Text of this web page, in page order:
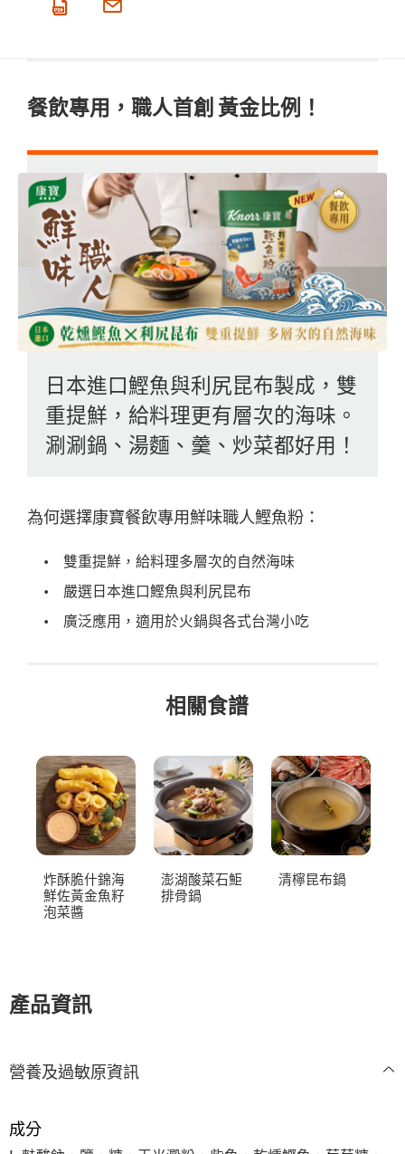
餐飲專用，職人首創 黃金比例！
日本進口鰹魚與利尻昆布製成，雙
重提鮮，給料理更有層次的海味。
涮涮鍋、湯麵、羹、炒菜都好用！
為何選擇康寶餐飲專用鮮味職人鰹魚粉：
雙重提鮮，給料理多層次的自然海味
嚴選日本進口鰹魚與利尻昆布
廣泛應用，適用於火鍋與各式台灣小吃
相關食譜
炸酥脆什錦海
鮮佐黃金魚籽
泡菜醬
澎湖酸菜石鮔
排骨鍋
清檸昆布鍋
產品資訊
營養及過敏原資訊
成分